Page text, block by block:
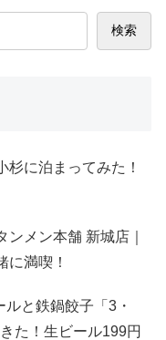
検索
杉に泊まってみた！
ンメン本舗 新城店｜
に満喫！
と鉄鍋餃子「3・
た！生ビール199円